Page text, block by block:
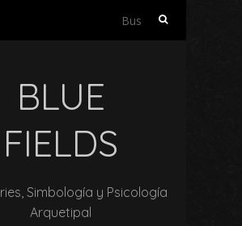
Buscar:
BLUE
FIELDS
Simbología y Psicología
Arquetipal